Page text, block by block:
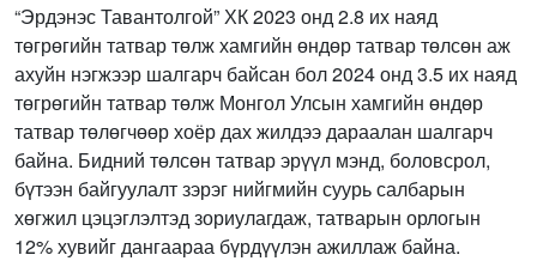
“Эрдэнэс Тавантолгой” ХК 2023 онд 2.8 их наяд
төгрөгийн татвар төлж хамгийн өндөр татвар төлсөн аж
ахуйн нэгжээр шалгарч байсан бол 2024 онд 3.5 их наяд
төгрөгийн татвар төлж Монгол Улсын хамгийн өндөр
татвар төлөгчөөр хоёр дах жилдээ дараалан шалгарч
байна. Бидний төлсөн татвар эрүүл мэнд, боловсрол,
бүтээн байгуулалт зэрэг нийгмийн суурь салбарын
хөгжил цэцэглэлтэд зориулагдаж, татварын орлогын
12% хувийг дангаараа бүрдүүлэн ажиллаж байна.